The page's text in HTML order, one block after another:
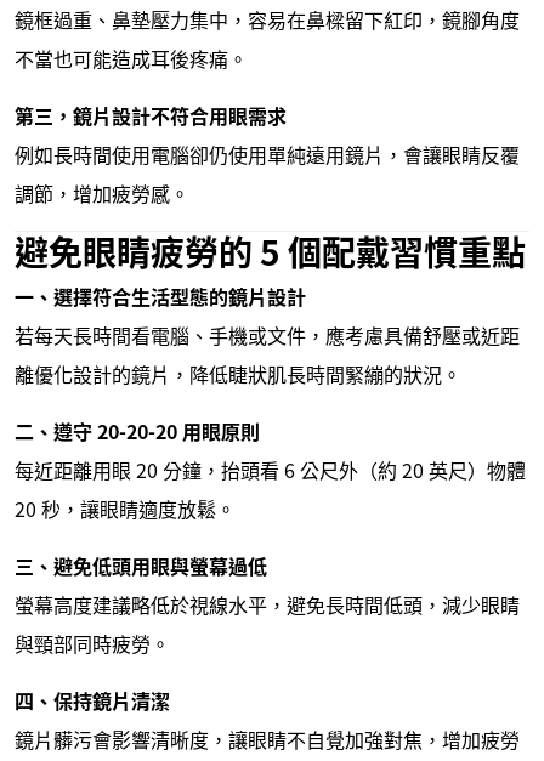
鏡框過重、鼻墊壓力集中，容易在鼻樑留下紅印，鏡腳角度
不當也可能造成耳後疼痛。
第三，鏡片設計不符合用眼需求
例如長時間使用電腦卻仍使用單純遠用鏡片，會讓眼睛反覆
調節，增加疲勞感。
避免眼睛疲勞的 5 個配戴習慣重點
一、選擇符合生活型態的鏡片設計
若每天長時間看電腦、手機或文件，應考慮具備舒壓或近距
離優化設計的鏡片，降低睫狀肌長時間緊繃的狀況。
二、遵守 20-20-20 用眼原則
每近距離用眼 20 分鐘，抬頭看 6 公尺外（約 20 英尺）物體
20 秒，讓眼睛適度放鬆。
三、避免低頭用眼與螢幕過低
螢幕高度建議略低於視線水平，避免長時間低頭，減少眼睛
與頸部同時疲勞。
四、保持鏡片清潔
鏡片髒污會影響清晰度，讓眼睛不自覺加強對焦，增加疲勞